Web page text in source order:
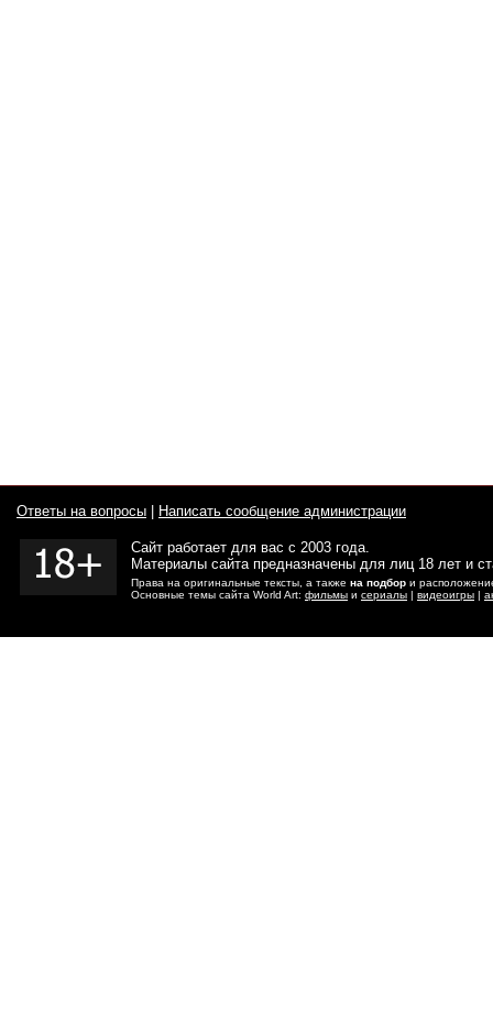
Ответы на вопросы Написать сообщение администрации
Сайт работает для вас с 2003 года.
Материалы сайта предназначены для лиц 18 лет и
Права на оригинальные тексты, а также на подбор и
Основные темы сайта World Art: фильмы и сериалы | видеоигры |